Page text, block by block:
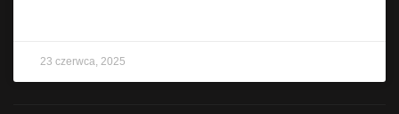
23 czerwca, 2025